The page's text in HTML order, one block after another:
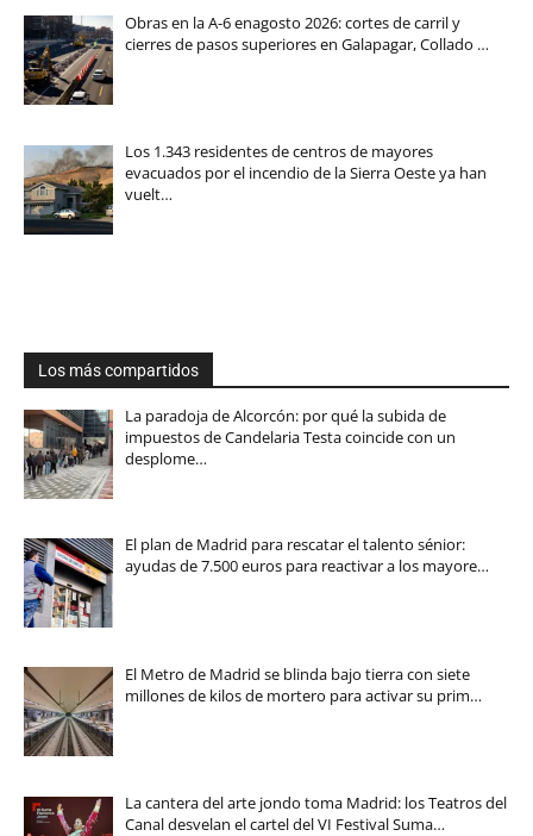
Obras en la A-6 enagosto 2026: cortes de carril y
cierres de pasos superiores en Galapagar, Collado …
Los 1.343 residentes de centros de mayores
evacuados por el incendio de la Sierra Oeste ya han
vuelt…
Los más compartidos
La paradoja de Alcorcón: por qué la subida de
impuestos de Candelaria Testa coincide con un
desplome…
El plan de Madrid para rescatar el talento sénior:
ayudas de 7.500 euros para reactivar a los mayore…
El Metro de Madrid se blinda bajo tierra con siete
millones de kilos de mortero para activar su prim…
La cantera del arte jondo toma Madrid: los Teatros del
Canal desvelan el cartel del VI Festival Suma…